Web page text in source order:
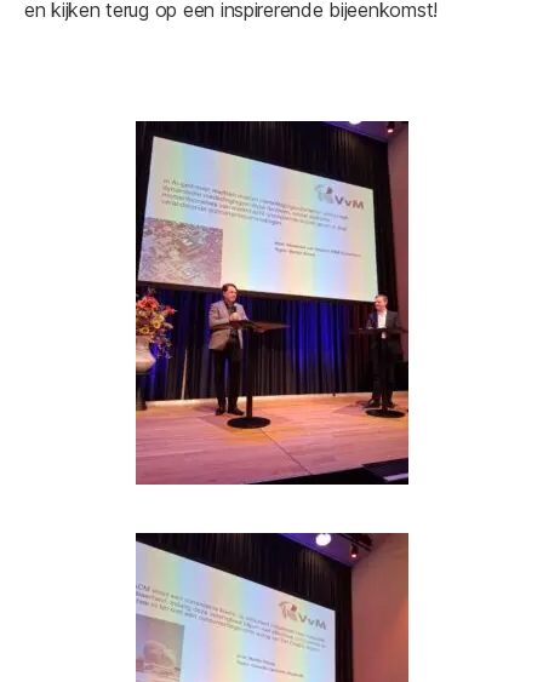
en kijken terug op een inspirerende bijeenkomst!